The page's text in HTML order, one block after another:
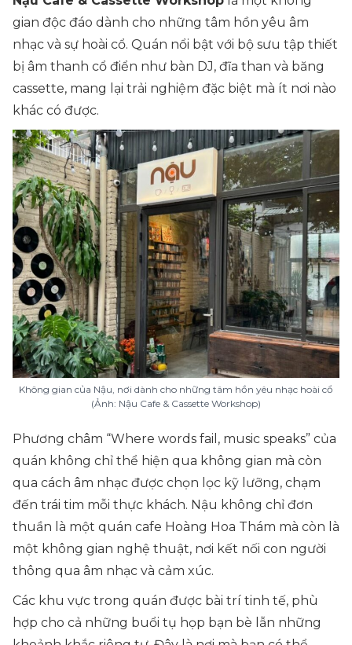
gian độc đáo dành cho những tâm hồn yêu âm
nhạc và sự hoài cổ. Quán nổi bật với bộ sưu tập thiết
bị âm thanh cổ điển như bàn DJ, đĩa than và băng
cassette, mang lại trải nghiệm đặc biệt mà ít nơi nào
khác có được.
Không gian của Nậu, nơi dành cho những tâm hồn yêu nhạc hoài cổ
(Ảnh: Nậu Cafe & Cassette Workshop)
Phương châm “Where words fail, music speaks” của
quán không chỉ thể hiện qua không gian mà còn
qua cách âm nhạc được chọn lọc kỹ lưỡng, chạm
đến trái tim mỗi thực khách. Nậu không chỉ đơn
thuần là một quán cafe Hoàng Hoa Thám mà còn là
một không gian nghệ thuật, nơi kết nối con người
thông qua âm nhạc và cảm xúc.
Các khu vực trong quán được bài trí tinh tế, phù
hợp cho cả những buổi tụ họp bạn bè lẫn những